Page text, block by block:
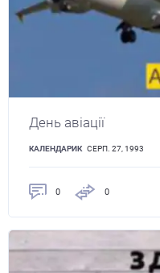
День авіації
КАЛЕНДАРИК СЕРП. 27, 1993
0 0